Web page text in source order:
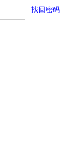
找回密码